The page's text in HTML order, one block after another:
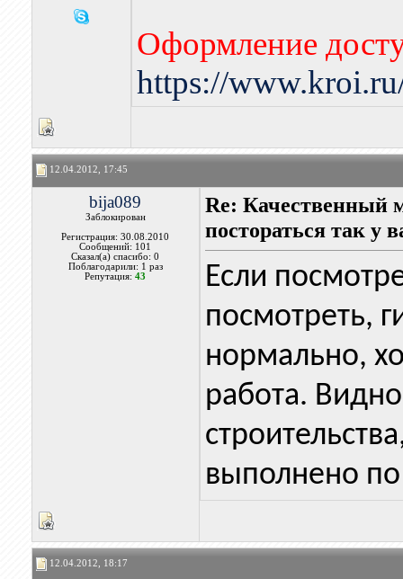
Оформление
https://
12.04.2012, 17:45
bija089
Заблокирован
Регистрация: 30.08.2010
Сообщений: 101
Сказал(а) спасибо: 0
Поблагодарили: 1 раз
Репутация:43
Re: Качественный
постораться так у
Если
посмотреть,
нормально,
работа.
выполнено по
12.04.2012, 18:17